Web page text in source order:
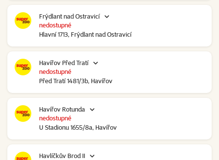
Frýdlant nad Ostravicí
Hlavní 1713, Frýdlant nad Ostravicí
nedostupné
Havířov Před Tratí
Před Tratí 1481/3b, Havířov
nedostupné
Havířov Rotunda
U Stadionu 1655/8a, Havířov
nedostupné
Havlíčkův Brod II